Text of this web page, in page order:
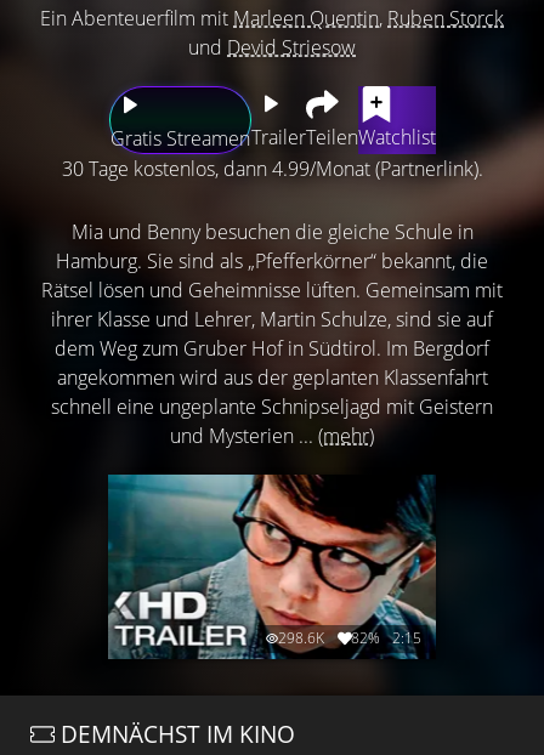
Ein Abenteuerfilm mit Marleen Quentin, Ruben Storck
und Devid Striesow
Gratis StreamenTrailerTeilenWatchlist
30 Tage kostenlos, dann 4.99/Monat (Partnerlink).
Mia und Benny besuchen die gleiche Schule in
Hamburg. Sie sind als „Pfefferkörner“ bekannt, die
Rätsel lösen und Geheimnisse lüften. Gemeinsam mit
ihrer Klasse und Lehrer, Martin Schulze, sind sie auf
dem Weg zum Gruber Hof in Südtirol. Im Bergdorf
angekommen wird aus der geplanten Klassenfahrt
schnell eine ungeplante Schnipseljagd mit Geistern
und Mysterien ... (mehr)
298.6K 82% 2:15
DEMNÄCHST IM KINO